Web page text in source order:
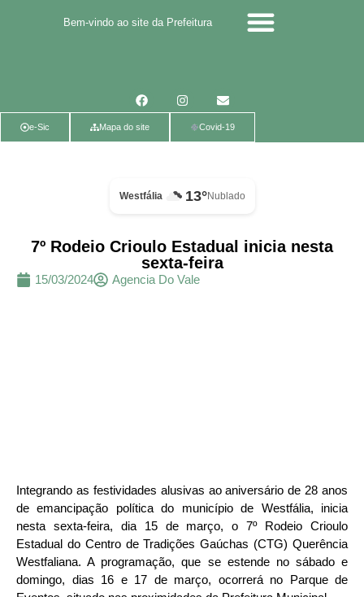
Bem-vindo ao site da Prefeitura
e-Sic Mapa do site Covid-19
Westfália 13°Nublado
7º Rodeio Crioulo Estadual inicia nesta
sexta-feira
15/03/2024 Agencia Do Vale
Integrando as festividades alusivas ao aniversário de 28 anos
de emancipação política do município de Westfália, inicia
nesta sexta-feira, dia 15 de março, o 7º Rodeio Crioulo
Estadual do Centro de Tradições Gaúchas (CTG) Querência
Westfaliana. A programação, que se estende no sábado e
domingo, dias 16 e 17 de março, ocorrerá no Parque de